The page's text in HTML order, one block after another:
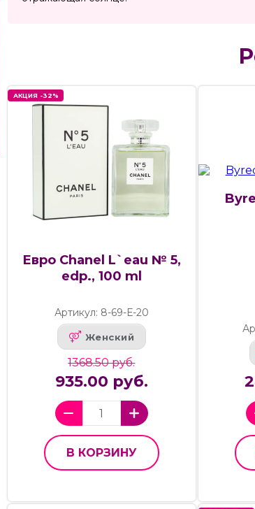
АКЦИЯ -32%
Евро Chanel L`eau № 5,
edp., 100 ml
Артикул: 8-69-Е-20
Женский
1368.50 руб.
935.00 руб.
В КОРЗИНУ